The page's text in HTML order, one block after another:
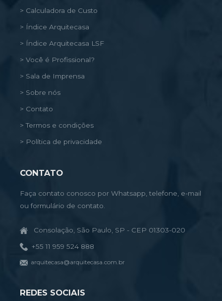
> Calculadora de Custo
> Índice Arquitecasa
> Índice Arquitecasa LSF
> Você é Profissional?
> Sala de Imprensa
> Sobre nós
> Contato
> Termos e condições
> Política de privacidade
CONTATO
Faça contato conosco por Whatsapp, telefone, e-mail
ou formulário de contato.
Consolação, São Paulo, SP - CEP 01303-020
+55 11 959 524 888
arquitecasa@arquitecasa.com.br
REDES SOCIAIS